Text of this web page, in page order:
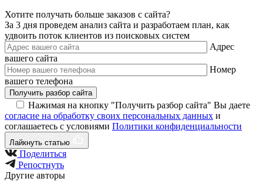
Хотите получать больше заказов с сайта?
За 3 дня проведем анализ сайта и разработаем план, как
удвоить поток клиентов из поисковых систем
Адрес
вашего сайта
Номер
вашего телефона
Получить разбор сайта
Нажимая на кнопку "Получить разбор сайта" Вы даете
согласие на обработку своих персональных данных и
соглашаетесь с условиями Политики конфиденциальности
Лайкнуть статью
Поделиться
Репостнуть
Другие авторы